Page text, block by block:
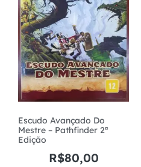
Escudo Avançado Do
Mestre – Pathfinder 2ª
Edição
R$80,00